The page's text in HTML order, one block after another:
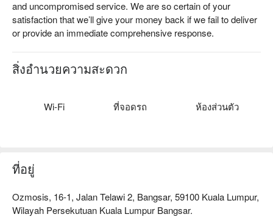
and uncompromised service. We are so certain of your
satisfaction that we’ll give your money back if we fail to deliver
or provide an immediate comprehensive response.
สิ่งอำนวยความสะดวก
Wi-Fi ที่จอดรถ ห้องส่วนตัว
ที่อยู่
Ozmosis, 16-1, Jalan Telawi 2, Bangsar, 59100 Kuala Lumpur,
Wilayah Persekutuan Kuala Lumpur Bangsar.